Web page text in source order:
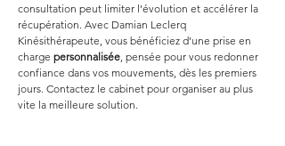
consultation peut limiter l’évolution et accélérer la
récupération. Avec Damian Leclerq
Kinésithérapeute, vous bénéficiez d’une prise en
charge personnalisée, pensée pour vous redonner
confiance dans vos mouvements, dès les premiers
jours. Contactez le cabinet pour organiser au plus
vite la meilleure solution.